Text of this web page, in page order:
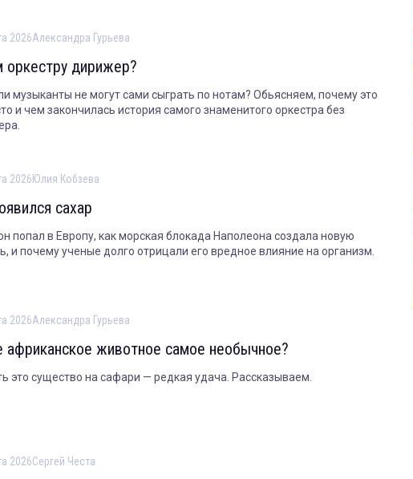
2026Александра Гурьева
оркестру дирижер?
музыканты не могут сами сыграть по нотам? Обьясняем, почему это
и чем закончилась история самого знаменитого оркестра без
2026Юлия Кобзева
сахар
попал в Европу, как морская блокада Наполеона создала новую
и почему ученые долго отрицали его вредное влияние на организм.
2026Александра Гурьева
африканское животное самое необычное?
это существо на сафари — редкая удача. Рассказываем.
2026Сергей Честа